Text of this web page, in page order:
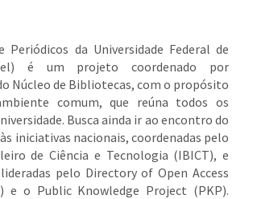
Periódicos da Universidade Federal de
é um projeto coordenado por
Núcleo de Bibliotecas, com o propósito
comum, que reúna todos os
Busca ainda ir ao encontro do
iniciativas nacionais, coordenadas pelo
de Ciência e Tecnologia (IBICT), e
pelo Directory of Open Access
e o Public Knowledge Project (PKP).